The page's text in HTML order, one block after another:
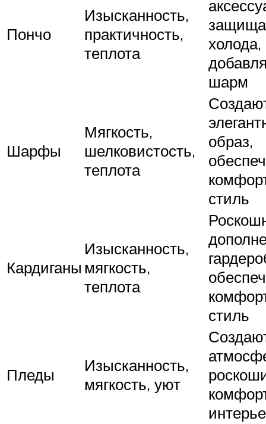
Пончо
Изысканность,
практичность,
теплота
холода,
шарм
Шарфы
Мягкость,
шелковистость,
теплота
образ,
стиль
Кардиганы
Изысканность,
мягкость,
теплота
стиль
Пледы
Изысканность,
мягкость, уют